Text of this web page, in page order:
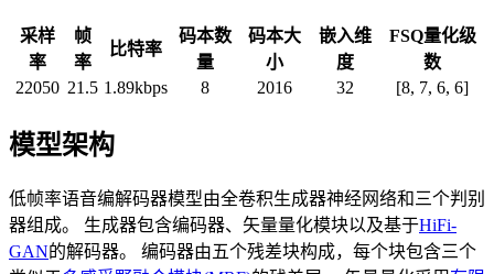
采样
率
帧
率
比特率
码本数
量
码本大
小
嵌入维
度
FSQ量化级
数
22050 21.5 1.89kbps 8 2016 32 [8, 7, 6, 6]
模型架构
低帧率语音编解码器模型由全卷积生成器神经网络和三个判别
器组成。 生成器包含编码器、矢量量化模块以及基于HiFi-
GAN的解码器。 编码器由五个残差块构成，每个块包含三个